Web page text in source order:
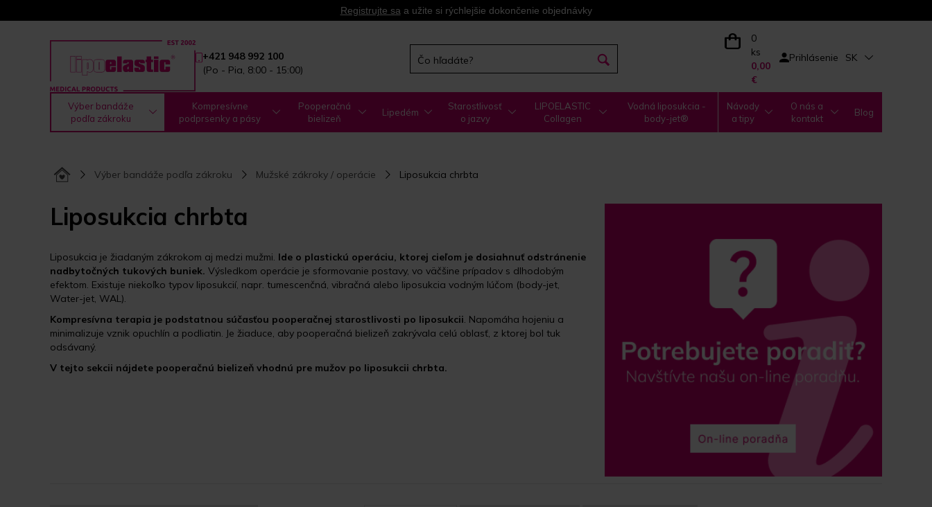
Registrujte sa a užite si rýchlejšie dokončenie objednávky
+421 948 992 100
(Po - Pia, 8:00 - 15:00)
0
ks
0,00
€
Prihlásenie SK
Výber bandáže
podľa zákroku
Kompresívne
podprsenky a pásy
Pooperačná
bielizeň
Lipedém
Starostlivosť
o jazvy
LIPOELASTIC
Collagen
Vodná liposukcia -
body-jet®
Návody
a tipy
O nás a
kontakt
Blog
Výber bandáže podľa zákroku Mužské zákroky / operácie Liposukcia chrbta
Liposukcia chrbta
Liposukcia je žiadaným zákrokom aj medzi mužmi. Ide o plastickú operáciu, ktorej cieľom je dosiahnuť odstránenie
nadbytočných tukových buniek. Výsledkom operácie je sformovanie postavy, vo väčšine prípadov s dlhodobým
efektom. Existuje niekoľko typov liposukcií, napr. tumescenčná, vibračná alebo liposukcia vodným lúčom (body-jet,
Water-jet, WAL).
Kompresívna terapia je podstatnou súčasťou pooperačnej starostlivosti po liposukcii. Napomáha hojeniu a
minimalizuje vznik opuchlín a podliatin. Je žiaduce, aby pooperačná bielizeň zakrývala celú oblasť, z ktorej bol tuk
odsávaný.
V tejto sekcii nájdete pooperačnú bielizeň vhodnú pre mužov po liposukcii chrbta.